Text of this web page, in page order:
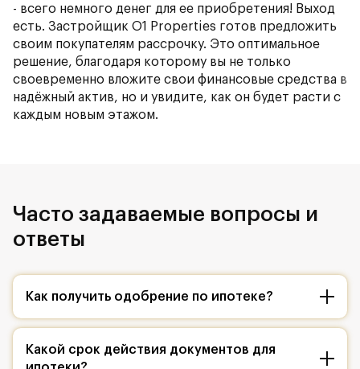
- всего немного денег для ее приобретения! Выход
есть. Застройщик O1 Properties готов предложить
своим покупателям рассрочку. Это оптимальное
решение, благодаря которому вы не только
своевременно вложите свои финансовые средства в
надёжный актив, но и увидите, как он будет расти с
каждым новым этажом.
Часто задаваемые вопросы и
ответы
Как получить одобрение по ипотеке?
Какой срок действия документов для